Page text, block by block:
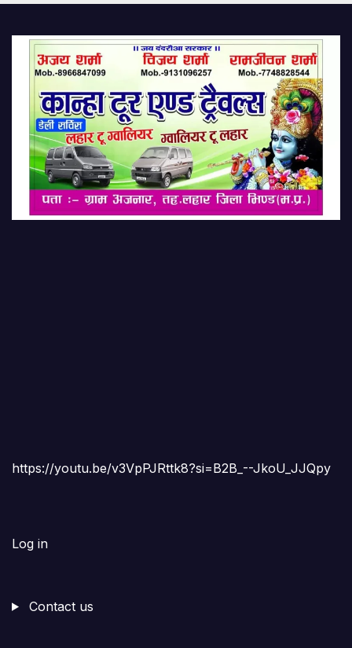
https://youtu.be/v3VpPJRttk8?si=B2B_--JkoU_JJQpy
Log in
Contact us